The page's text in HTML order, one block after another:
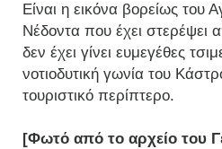
Είναι η εικόνα βορείως του
Νέδοντα που έχει στερέψει
δεν έχει γίνει ευμεγέθες
νοτιοδυτική γωνία του
τουριστικό περίπτερο.
[Φωτό από το αρχείο του